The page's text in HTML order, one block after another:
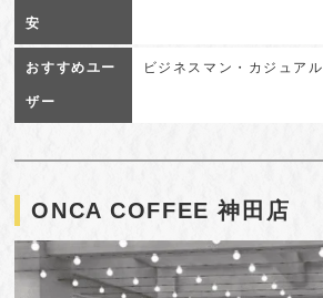
安
おすすめユー
ザー
ビジネスマン・カジュアル
ONCA COFFEE 神田店